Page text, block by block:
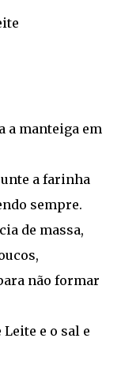
a manteiga em
a farinha
sempre.
de massa,
não formar
Leite e o sal e